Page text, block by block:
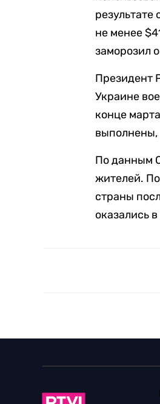
не менее
заморозил
Президент
Украине
конце
выполнены,
По данным
жителей.
страны
оказались